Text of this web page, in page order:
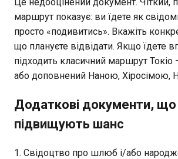
маршрут показує: ви їдете як
просто «подивитись». Вкажіть
що плануєте відвідати. Якщо їдете
підходить класичний маршрут Токіо
або доповнений Наною, Хіросімою,
Додаткові документи, що
підвищують шанс
Свідоцтво про шлюб і/або